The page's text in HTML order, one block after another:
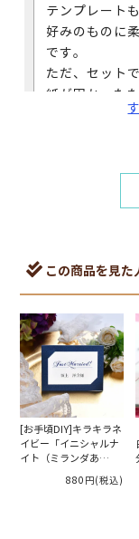
テンプレート
好みのものに
です。
ただ、セット
紙が固かった
め、ぎりぎり
投稿日
2021/
安くてとても
印刷をしなけ
んにとっては
この商品を見
[お手頃DIY]キラキラネ
イビー「イニシャルナ
イト（ミランダあ
い）」席札手作り（10
880円(税込)